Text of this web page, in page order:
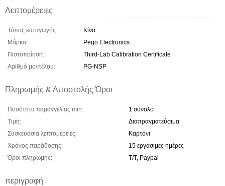
Λεπτομέρειες
Τόπος καταγωγής:
Κίνα
Μάρκα:
Pego Electronics
Πιστοποίηση:
Third-Lab Calibration Certificate
Αριθμό μοντέλου:
PG-NSP
Πληρωμής & Αποστολής Όροι
Ποσότητα παραγγελίας min:
1 σύνολο
Τιμή:
Διαπραγματεύσιμα
Συσκευασία λεπτομέρειες:
Καρτόνι
Χρόνος παράδοσης:
15 εργάσιμες ημέρες
Όροι πληρωμής:
Τ/Τ, Paypal
περιγραφή